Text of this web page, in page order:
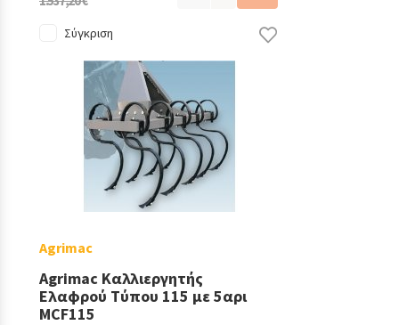
Σύγκριση
Agrimac
Agrimac Καλλιεργητής
Ελαφρού Τύπου 115 με 5αρι
MCF115